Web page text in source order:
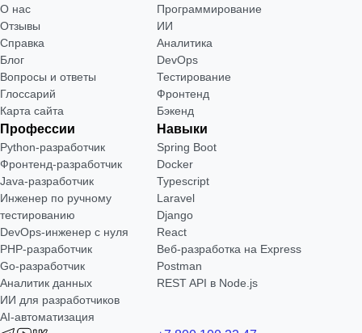
О нас
Отзывы
Справка
Блог
Вопросы и ответы
Глоссарий
Карта сайта
Программирование
ИИ
Аналитика
DevOps
Тестирование
Фронтенд
Бэкенд
Профессии
Python-разработчик
Фронтенд-разработчик
Java-разработчик
Инженер по ручному
тестированию
DevOps-инженер с нуля
РНР-разработчик
Go-разработчик
Аналитик данных
ИИ для разработчиков
AI-автоматизация
Навыки
Spring Boot
Docker
Typescript
Laravel
Django
React
Веб-разработка на Express
Postman
REST API в Node.js